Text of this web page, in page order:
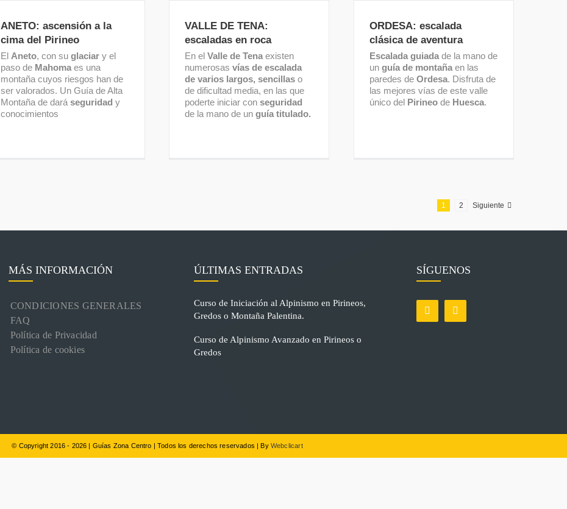
del Pirineo
ANETO: ascensión a la
cima del Pirineo
El Aneto, con su glaciar y el
paso de Mahoma es una
montaña cuyos riesgos han de
ser valorados. Un Guía de Alta
Montaña de dará seguridad y
conocimientos
en roca
VALLE DE TENA:
escaladas en roca
En el Valle de Tena existen
numerosas vías de escalada
de varios largos, sencillas o
de dificultad media, en las que
poderte iniciar con seguridad
de la mano de un guía titulado.
aventura
ORDESA: escalada
clásica de aventura
Escalada guiada de la mano de
un guía de montaña en las
paredes de Ordesa. Disfruta de
las mejores vías de este valle
único del Pirineo de Huesca.
1 2 Siguiente
MÁS INFORMACIÓN
CONDICIONES GENERALES
FAQ
Política de Privacidad
Política de cookies
ÚLTIMAS ENTRADAS
Curso de Iniciación al Alpinismo en Pirineos,
Gredos o Montaña Palentina.
Curso de Alpinismo Avanzado en Pirineos o
Gredos
SÍGUENOS
© Copyright 2016 - 2026 | Guías Zona Centro | Todos los derechos reservados | By Webclicart